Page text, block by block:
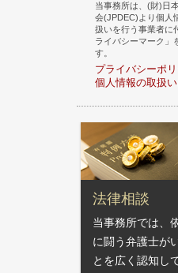
当事務所は、(財)日
会(JPDEC)より個人
扱いを行う事業者に
ライバシーマーク」
す。
プライバシーポ
個人情報の取扱
法律相談
当事務所では、
に闘う弁護士が
とを広く認知し